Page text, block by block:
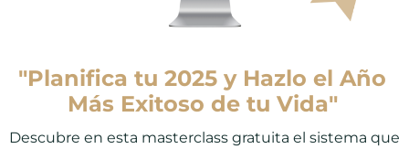
"Planifica tu 2025 y Hazlo el Año
Más Exitoso de tu Vida"
Descubre en esta masterclass gratuita el sistema que